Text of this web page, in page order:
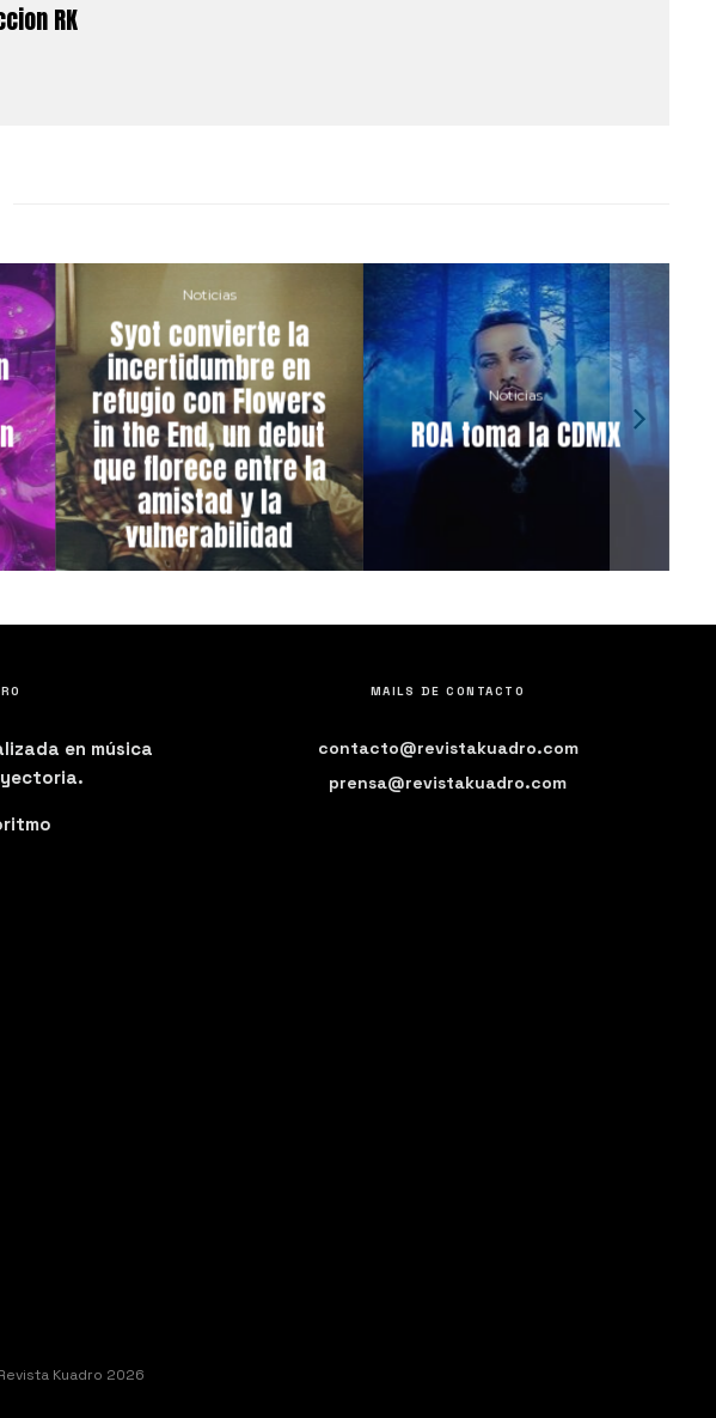
RK
Noticias
ROA toma la CDMX
Noticias
Syot convierte la
incertidumbre en
refugio con Flowers
in the End, un debut
que florece entre la
amistad y la
vulnerabilidad
en música
MAILS DE CONTACTO
contacto@revistakuadro.com
prensa@revistakuadro.com
Kuadro 2026